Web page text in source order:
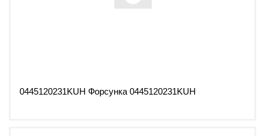
0445120231KUH Форсунка 0445120231KUH